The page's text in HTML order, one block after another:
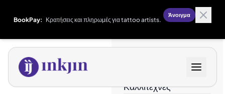
BookPay: Κρατήσεις και πληρωμές για tattoo artists.
Άνοιγμα
Καλλιτέχνες